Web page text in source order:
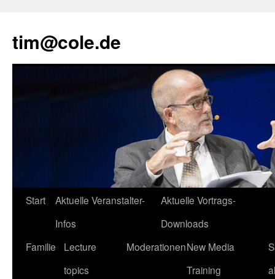
tim@cole.de
Start
Aktuelle Veranstalter-
Infos
Aktuelle Vortrags-
Downloads
Familie
Lecture
topics
ModerationenNew Media
Training